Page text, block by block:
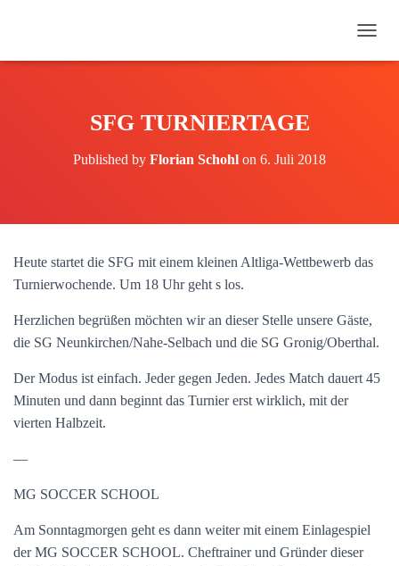
A
C
L
E
SFG TURNIERTAGE
Published by Florian Schohl on 6. Juli 2018
Heute startet die SFG mit einem kleinen Altliga-Wettbewerb das
Turnierwochende. Um 18 Uhr geht s los.
Herzlichen begrüßen möchten wir an dieser Stelle unsere Gäste,
die SG Neunkirchen/Nahe-Selbach und die SG Gronig/Oberthal.
Der Modus ist einfach. Jeder gegen Jeden. Jedes Match dauert 45
Minuten und dann beginnt das Turnier erst wirklich, mit der
vierten Halbzeit.
—
MG SOCCER SCHOOL
Am Sonntagmorgen geht es dann weiter mit einem Einlagespiel
der MG SOCCER SCHOOL. Cheftrainer und Gründer dieser